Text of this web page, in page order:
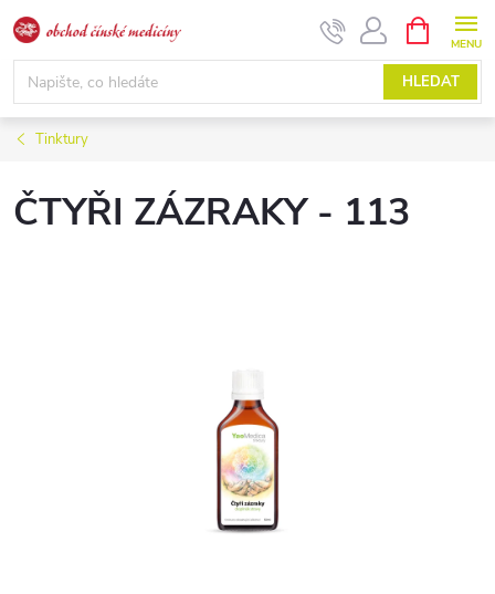
Přejít
na
obsah
HLEDAT
NÁKUPNÍ
KOŠÍK
Tinktury
ČTYŘI ZÁZRAKY - 113